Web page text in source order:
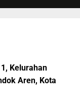
Kelurahan
Aren, Kota